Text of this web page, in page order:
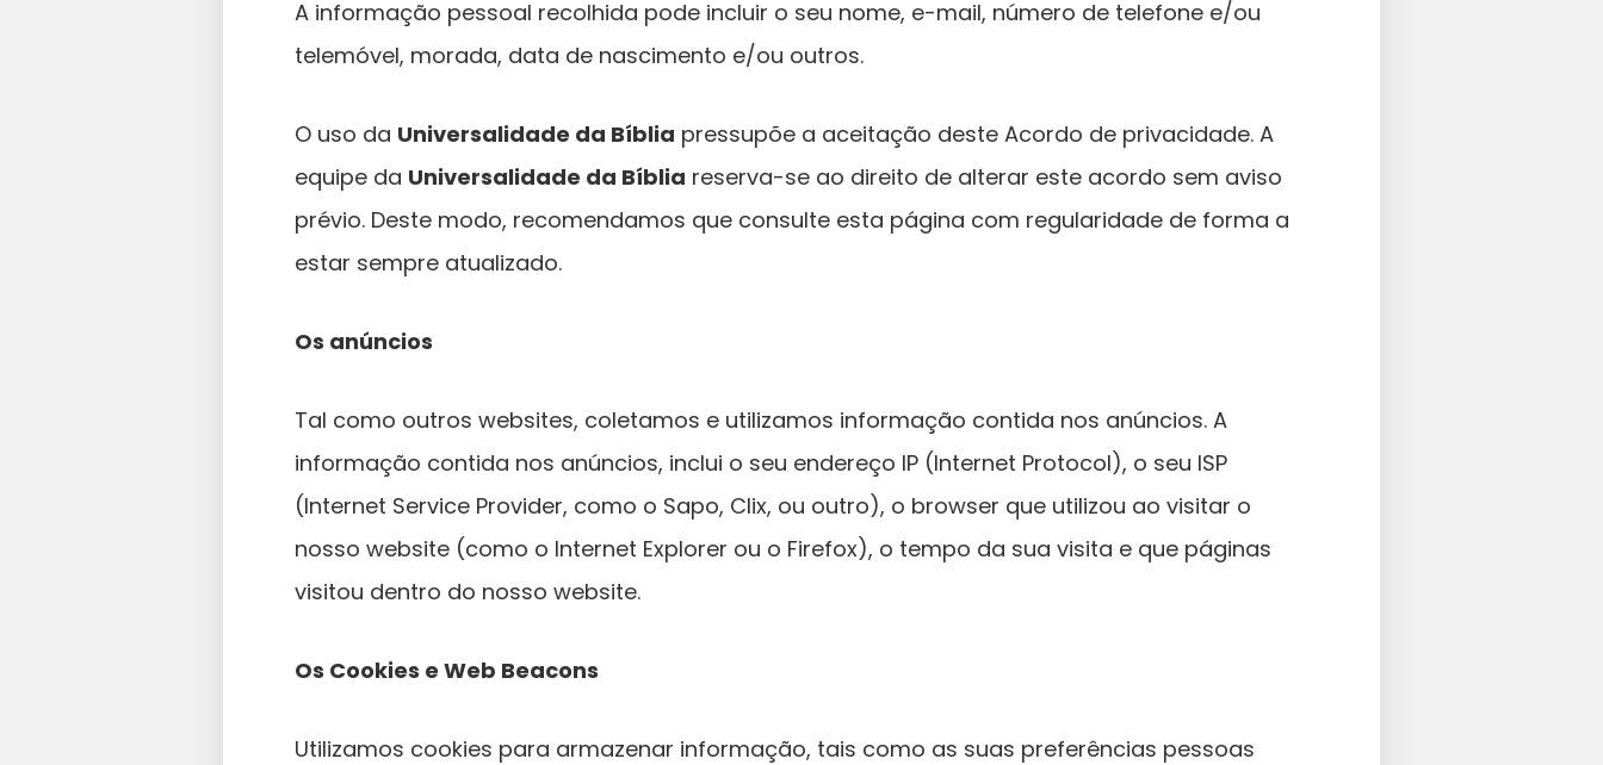
A informação pessoal recolhida pode incluir o seu nome, e-mail, número de telefone e/ou
telemóvel, morada, data de nascimento e/ou outros.
O uso da Universalidade da Bíblia pressupõe a aceitação deste Acordo de privacidade. A
equipe da Universalidade da Bíblia reserva-se ao direito de alterar este acordo sem aviso
prévio. Deste modo, recomendamos que consulte esta página com regularidade de forma a
estar sempre atualizado.
Os anúncios
Tal como outros websites, coletamos e utilizamos informação contida nos anúncios. A
informação contida nos anúncios, inclui o seu endereço IP (Internet Protocol), o seu ISP
(Internet Service Provider, como o Sapo, Clix, ou outro), o browser que utilizou ao visitar o
nosso website (como o Internet Explorer ou o Firefox), o tempo da sua visita e que páginas
visitou dentro do nosso website.
Os Cookies e Web Beacons
Utilizamos cookies para armazenar informação, tais como as suas preferências pessoas